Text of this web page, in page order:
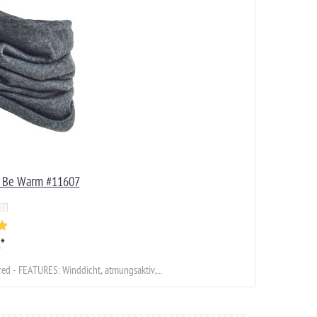
Warm #11607
*
- FEATURES: Winddicht, atmungsaktiv,...